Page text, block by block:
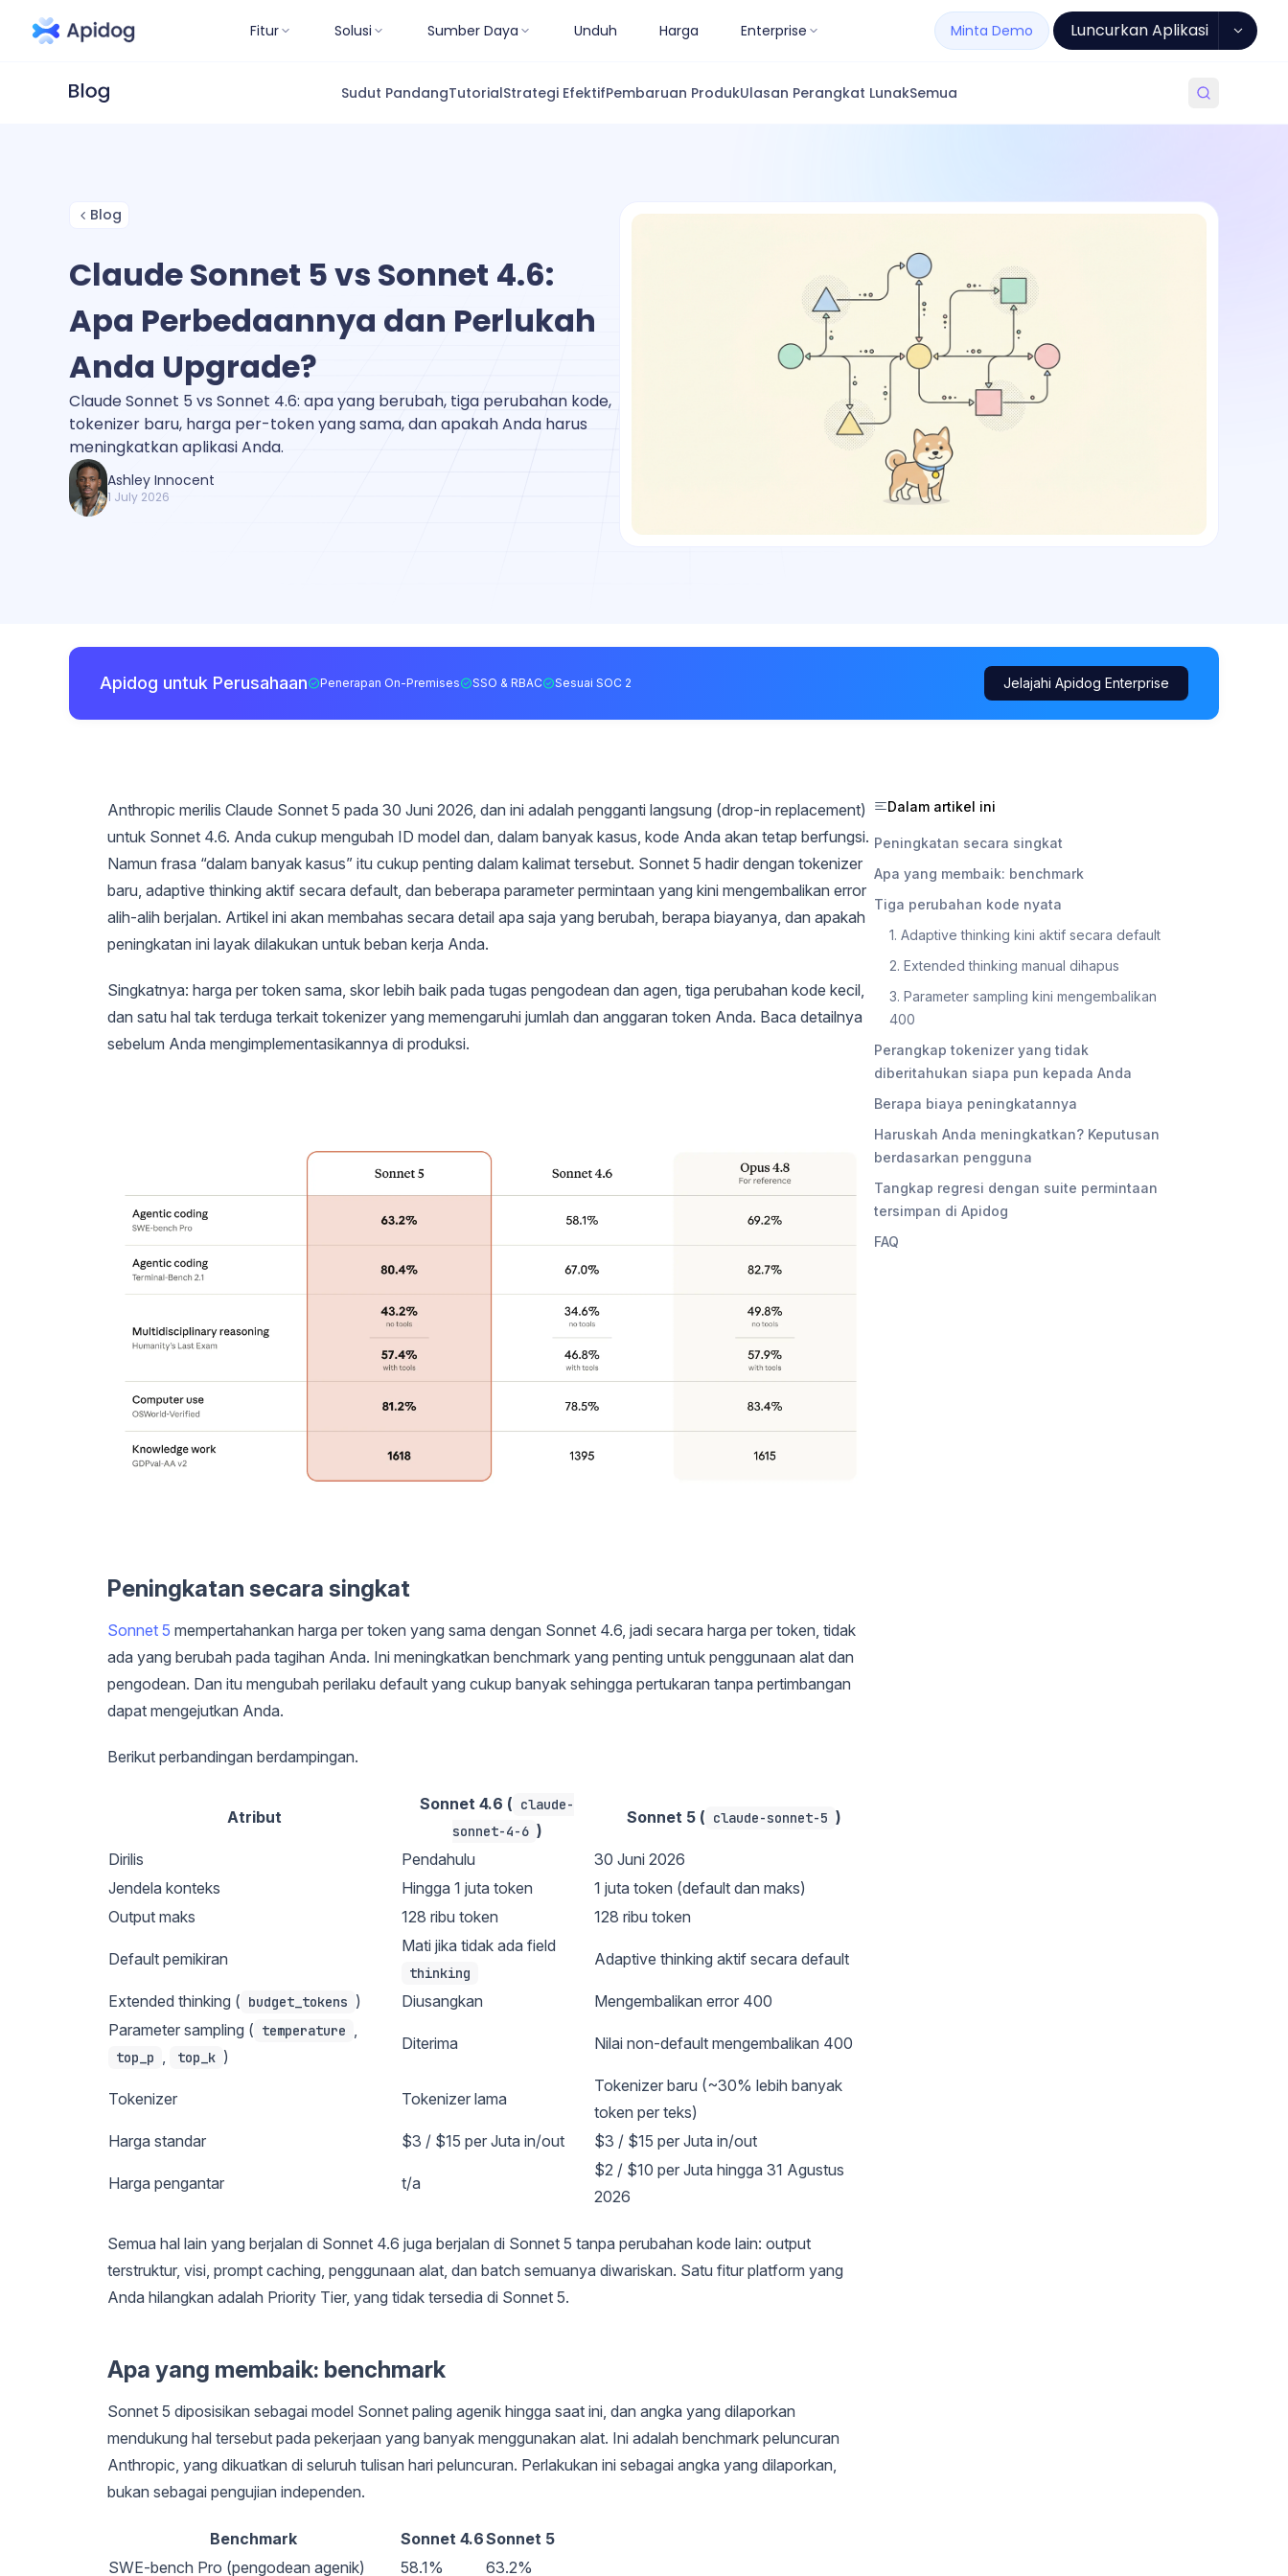
Fitur Solusi Sumber Daya Unduh Harga Enterprise Minta Demo Luncurkan Aplikasi
Sudut PandangTutorialStrategi EfektifPembaruan ProdukUlasan Perangkat LunakSemua
Blog
Claude Sonnet 5 vs Sonnet 4.6:
Apa Perbedaannya dan Perlukah
Anda Upgrade?
Claude Sonnet 5 vs Sonnet 4.6: apa yang berubah, tiga perubahan kode,
tokenizer baru, harga per-token yang sama, dan apakah Anda harus
meningkatkan aplikasi Anda.
Ashley Innocent
1 July 2026
Apidog untuk Perusahaan Penerapan On-Premises SSO & RBAC Sesuai SOC 2 Jelajahi Apidog Enterprise
Anthropic merilis Claude Sonnet 5 pada 30 Juni 2026, dan ini adalah pengganti langsung (drop-in replacement)
untuk Sonnet 4.6. Anda cukup mengubah ID model dan, dalam banyak kasus, kode Anda akan tetap berfungsi.
Namun frasa “dalam banyak kasus” itu cukup penting dalam kalimat tersebut. Sonnet 5 hadir dengan tokenizer
baru, adaptive thinking aktif secara default, dan beberapa parameter permintaan yang kini mengembalikan error
alih-alih berjalan. Artikel ini akan membahas secara detail apa saja yang berubah, berapa biayanya, dan apakah
peningkatan ini layak dilakukan untuk beban kerja Anda.
Singkatnya: harga per token sama, skor lebih baik pada tugas pengodean dan agen, tiga perubahan kode kecil,
dan satu hal tak terduga terkait tokenizer yang memengaruhi jumlah dan anggaran token Anda. Baca detailnya
sebelum Anda mengimplementasikannya di produksi.
Peningkatan secara singkat
Sonnet 5 mempertahankan harga per token yang sama dengan Sonnet 4.6, jadi secara harga per token, tidak
ada yang berubah pada tagihan Anda. Ini meningkatkan benchmark yang penting untuk penggunaan alat dan
pengodean. Dan itu mengubah perilaku default yang cukup banyak sehingga pertukaran tanpa pertimbangan
dapat mengejutkan Anda.
Berikut perbandingan berdampingan.
Atribut
Sonnet 4.6 ( claude-
sonnet-4-6 )
Sonnet 5 ( claude-sonnet-5 )
Dirilis Pendahulu
30 Juni 2026
Jendela konteks
Hingga 1 juta token
1 juta token (default dan maks)
Output maks
128 ribu token 128 ribu token
Default pemikiran
Mati jika tidak ada field
thinking
Adaptive thinking aktif secara default
Extended thinking ( budget_tokens ) Diusangkan
Mengembalikan error 400
Parameter sampling ( temperature
top_p top_k )
Diterima Nilai non-default mengembalikan 400
Tokenizer Tokenizer lama
Tokenizer baru (~30% lebih banyak
token per teks)
Harga standar
$3 / $15 per Juta in/out $3 / $15 per Juta in/out
Harga pengantar t/a
$2 / $10 per Juta hingga 31 Agustus
2026
Semua hal lain yang berjalan di Sonnet 4.6 juga berjalan di Sonnet 5 tanpa perubahan kode lain: output
terstruktur, visi, prompt caching, penggunaan alat, dan batch semuanya diwariskan. Satu fitur platform yang
Anda hilangkan adalah Priority Tier, yang tidak tersedia di Sonnet 5.
Apa yang membaik: benchmark
Sonnet 5 diposisikan sebagai model Sonnet paling agenik hingga saat ini, dan angka yang dilaporkan
mendukung hal tersebut pada pekerjaan yang banyak menggunakan alat. Ini adalah benchmark peluncuran
Anthropic, yang dikuatkan di seluruh tulisan hari peluncuran. Perlakukan ini sebagai angka yang dilaporkan,
bukan sebagai pengujian independen.
Benchmark Sonnet 4.6Sonnet 5
SWE-bench Pro (pengodean agenik)
58.1%
63.2%
Dalam artikel ini
Peningkatan secara singkat
Apa yang membaik: benchmark
Tiga perubahan kode nyata
1. Adaptive thinking kini aktif secara default
2. Extended thinking manual dihapus
3. Parameter sampling kini mengembalikan
400
Perangkap tokenizer yang tidak
diberitahukan siapa pun kepada Anda
Berapa biaya peningkatannya
Haruskah Anda meningkatkan? Keputusan
berdasarkan pengguna
Tangkap regresi dengan suite permintaan
tersimpan di Apidog
FAQ